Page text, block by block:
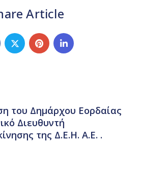
Article
του Δημάρχου Εορδαίας
Διευθυντή
της Δ.Ε.Η. Α.Ε. .